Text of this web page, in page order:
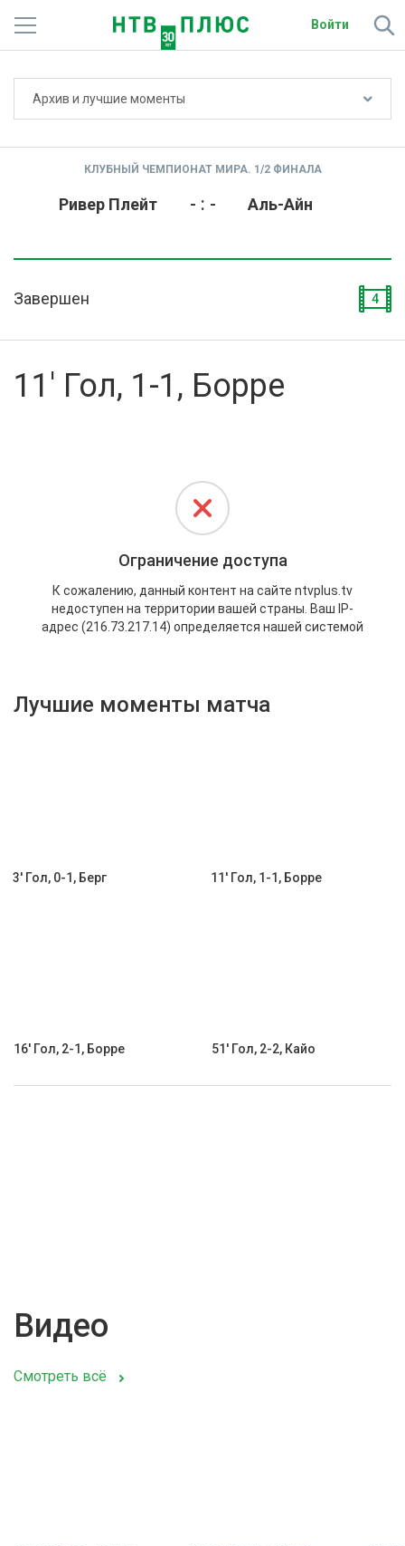
Войти
О сайте
Архив и лучшие моменты
КЛУБНЫЙ ЧЕМПИОНАТ МИРА. 1/2 ФИНАЛА
Ривер Плейт Аль-Айн
- : -
Завершен 4
11' Гол, 1-1, Борре
Лучшие моменты матча
3' Гол, 0-1, Берг 11' Гол, 1-1, Борре
16' Гол, 2-1, Борре 51' Гол, 2-2, Кайо
Видео
Смотреть всё